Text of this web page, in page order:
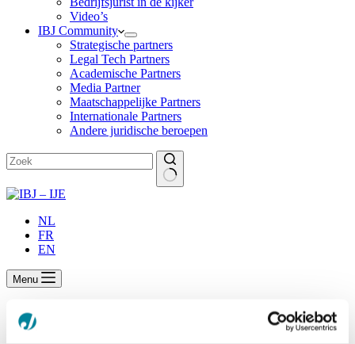
Video’s
IBJ Community
Strategische partners
Legal Tech Partners
Academische Partners
Media Partner
Maatschappelijke Partners
Internationale Partners
Andere juridische beroepen
Geen
NL
FR
EN
Menu
Het Instituut voor bedrijfsjuristen versterkt
kennisplatform en introduceert nieuw